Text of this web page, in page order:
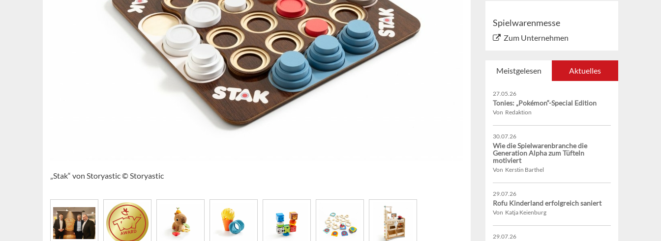
„Stak“ von Storyastic © Storyastic
Spielwarenmesse
Zum Unternehmen
Meistgelesen Aktuelles
27.05.26
Tonies: „Pokémon“-Special Edition
Von Redaktion
30.07.26
Wie die Spielwarenbranche die
Generation Alpha zum Tüfteln
motiviert
Von Kerstin Barthel
29.07.26
Rofu Kinderland erfolgreich saniert
Von Katja Keienburg
29.07.26